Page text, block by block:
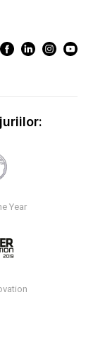
Year